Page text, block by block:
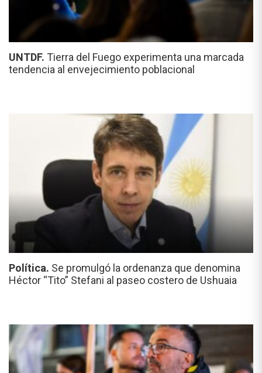
UNTDF. Tierra del Fuego experimenta una marcada
tendencia al envejecimiento poblacional
Política. Se promulgó la ordenanza que denomina
Héctor “Tito” Stefani al paseo costero de Ushuaia